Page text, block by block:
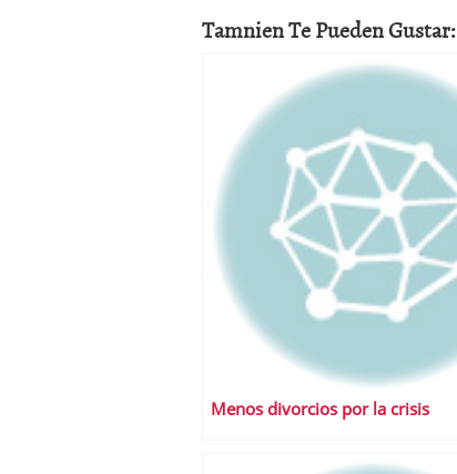
Tamnien Te Pueden Gustar:
Menos divorcios por la crisis